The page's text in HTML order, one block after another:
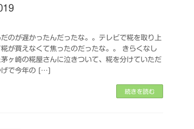
のが遅かったんだったな。。テレビで糀を取り上
が買えなくて焦ったのだったな。。 きらくなし
ヶ崎の糀屋さんに泣きついて、糀を分けていただ
げで今年の […]
続きを読む